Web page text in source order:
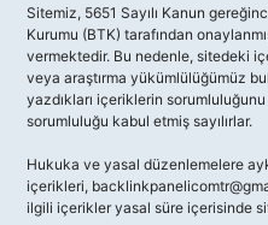
Sitemiz, 5651 Sayılı Kanun
Kurumu (BTK) tarafından
vermektedir. Bu nedenle, sitedeki
veya araştırma yükümlülüğümüz
yazdıkları içeriklerin
sorumluluğu kabul etmiş sayılırlar.
Hukuka ve yasal düzenlemelere
içerikleri,
ilgili içerikler yasal süre içerisinde